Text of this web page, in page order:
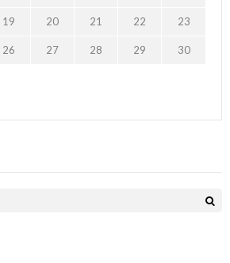
19 20 21 22 23
26 27 28 29 30